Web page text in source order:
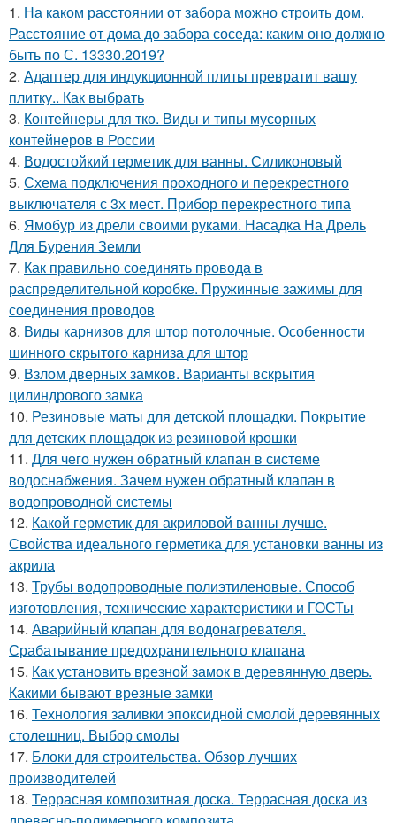
1. На каком расстоянии от забора можно строить дом.
Расстояние от дома до забора соседа: каким оно должно
быть по С. 13330.2019?
2. Адаптер для индукционной плиты превратит вашу
плитку.. Как выбрать
3. Контейнеры для тко. Виды и типы мусорных
контейнеров в России
4. Водостойкий герметик для ванны. Силиконовый
5. Схема подключения проходного и перекрестного
выключателя с 3х мест. Прибор перекрестного типа
6. Ямобур из дрели своими руками. Насадка На Дрель
Для Бурения Земли
7. Как правильно соединять провода в
распределительной коробке. Пружинные зажимы для
соединения проводов
8. Виды карнизов для штор потолочные. Особенности
шинного скрытого карниза для штор
9. Взлом дверных замков. Варианты вскрытия
цилиндрового замка
10. Резиновые маты для детской площадки. Покрытие
для детских площадок из резиновой крошки
11. Для чего нужен обратный клапан в системе
водоснабжения. Зачем нужен обратный клапан в
водопроводной системы
12. Какой герметик для акриловой ванны лучше.
Свойства идеального герметика для установки ванны из
акрила
13. Трубы водопроводные полиэтиленовые. Способ
изготовления, технические характеристики и ГОСТы
14. Аварийный клапан для водонагревателя.
Срабатывание предохранительного клапана
15. Как установить врезной замок в деревянную дверь.
Какими бывают врезные замки
16. Технология заливки эпоксидной смолой деревянных
столешниц. Выбор смолы
17. Блоки для строительства. Обзор лучших
производителей
18. Террасная композитная доска. Террасная доска из